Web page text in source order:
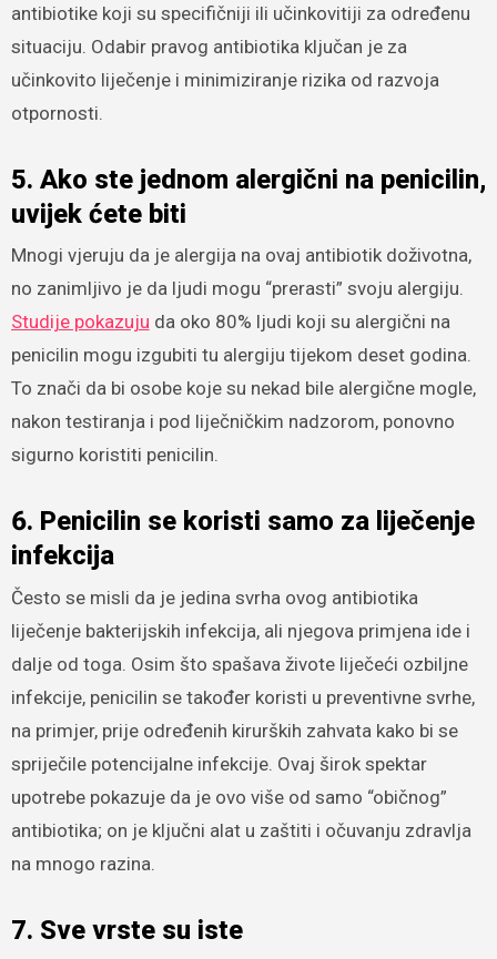
antibiotike koji su specifičniji ili učinkovitiji za određenu
situaciju. Odabir pravog antibiotika ključan je za
učinkovito liječenje i minimiziranje rizika od razvoja
otpornosti.
5. Ako ste jednom alergični na penicilin,
uvijek ćete biti
Mnogi vjeruju da je alergija na ovaj antibiotik doživotna,
no zanimljivo je da ljudi mogu “prerasti” svoju alergiju.
Studije pokazuju da oko 80% ljudi koji su alergični na
penicilin mogu izgubiti tu alergiju tijekom deset godina.
To znači da bi osobe koje su nekad bile alergične mogle,
nakon testiranja i pod liječničkim nadzorom, ponovno
sigurno koristiti penicilin.
6. Penicilin se koristi samo za liječenje
infekcija
Često se misli da je jedina svrha ovog antibiotika
liječenje bakterijskih infekcija, ali njegova primjena ide i
dalje od toga. Osim što spašava živote liječeći ozbiljne
infekcije, penicilin se također koristi u preventivne svrhe,
na primjer, prije određenih kirurških zahvata kako bi se
spriječile potencijalne infekcije. Ovaj širok spektar
upotrebe pokazuje da je ovo više od samo “običnog”
antibiotika; on je ključni alat u zaštiti i očuvanju zdravlja
na mnogo razina.
7. Sve vrste su iste